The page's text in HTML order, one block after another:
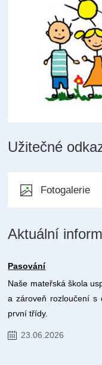
Užitečné
Fotogalerie
Aktuální
Pasování
Naše mateřská škola
a zároveň rozloučení s
první třídy.
23.06.2026